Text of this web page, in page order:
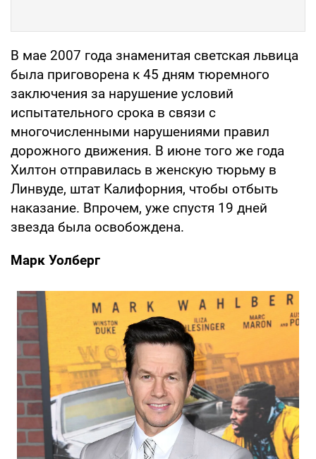
В мае 2007 года знаменитая светская львица
была приговорена к 45 дням тюремного
заключения за нарушение условий
испытательного срока в связи с
многочисленными нарушениями правил
дорожного движения. В июне того же года
Хилтон отправилась в женскую тюрьму в
Линвуде, штат Калифорния, чтобы отбыть
наказание. Впрочем, уже спустя 19 дней
звезда была освобождена.
Марк Уолберг